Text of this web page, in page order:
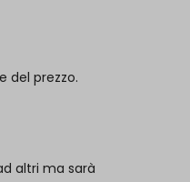
del prezzo.
altri ma sarà